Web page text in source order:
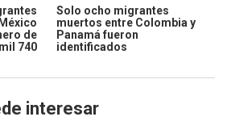
de
740
Solo ocho migrantes
muertos entre Colombia y
Panamá fueron
identificados
interesar